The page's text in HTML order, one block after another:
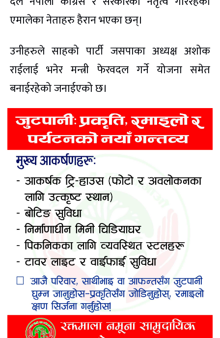
एमालेका नेताहरु हैरान भएका छन्।
उनीहरुले साहको पार्टी जसपाका अध्यक्ष अशोक
राईलाई भनेर मन्त्री फेरवदल गर्ने योजना समेत
बनाईरहेको जनाईएको छ।